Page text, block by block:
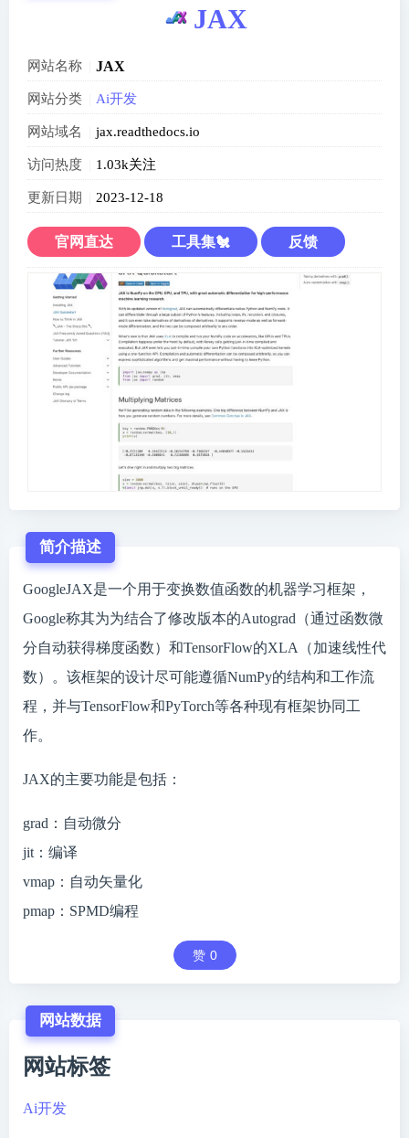
JAX
网站名称 JAX
网站分类 Ai开发
网站域名 jax.readthedocs.io
访问热度 1.03k关注
更新日期 2023-12-18
官网直达 工具集🐔 反馈
简介描述
GoogleJAX是一个用于变换数值函数的机器学习框架，
Google称其为为结合了修改版本的Autograd（通过函数微
分自动获得梯度函数）和TensorFlow的XLA（加速线性代
数）。该框架的设计尽可能遵循NumPy的结构和工作流
程，并与TensorFlow和PyTorch等各种现有框架协同工
作。
JAX的主要功能是包括：
grad：自动微分
jit：编译
vmap：自动矢量化
pmap：SPMD编程
赞 0
网站数据
网站标签
Ai开发